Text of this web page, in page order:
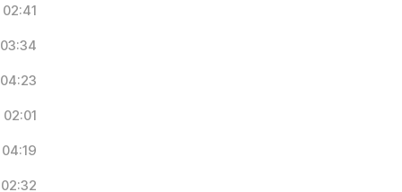
02:41
03:34
04:23
02:01
04:19
02:32